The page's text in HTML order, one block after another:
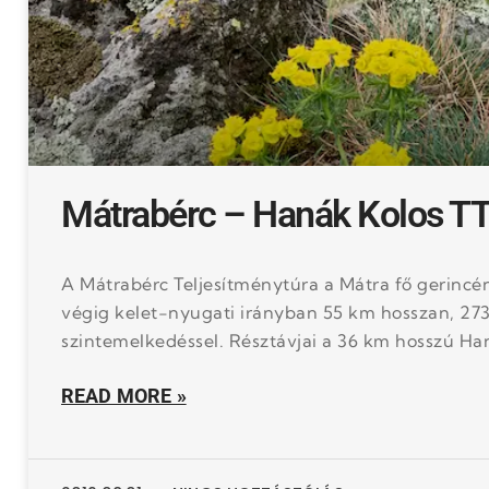
Mátrabérc – Hanák Kolos
A Mátrabérc Teljesítménytúra a Mátra fő
végig kelet-nyugati irányban 55 km hosszan,
szintemelkedéssel. Résztávjai a 36 km hosszú
READ MORE »